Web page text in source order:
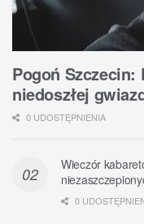
Pogoń Szczecin:
niedoszłej
0 UDOSTĘPNIENIA
Wieczór
0